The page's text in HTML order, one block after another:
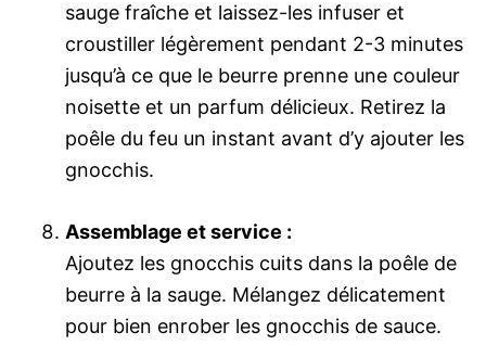
sauge fraîche et laissez-les infuser et
croustiller légèrement pendant 2-3 minutes
jusqu’à ce que le beurre prenne une couleur
noisette et un parfum délicieux. Retirez la
poêle du feu un instant avant d’y ajouter les
gnocchis.
Assemblage et service :
Ajoutez les gnocchis cuits dans la poêle de
beurre à la sauge. Mélangez délicatement
pour bien enrober les gnocchis de sauce.